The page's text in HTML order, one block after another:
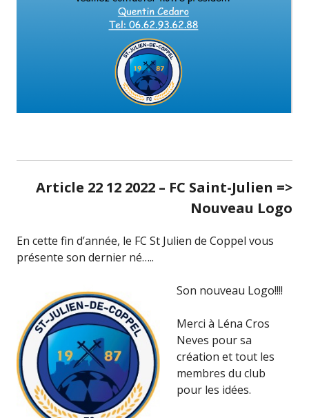
Article 22 12 2022 – FC Saint-Julien =>
Nouveau Logo
En cette fin d’année, le FC St Julien de Coppel vous
présente son dernier né…..
Son nouveau Logo!!!!
Merci à Léna Cros
Neves pour sa
création et tout les
membres du club
pour les idées.